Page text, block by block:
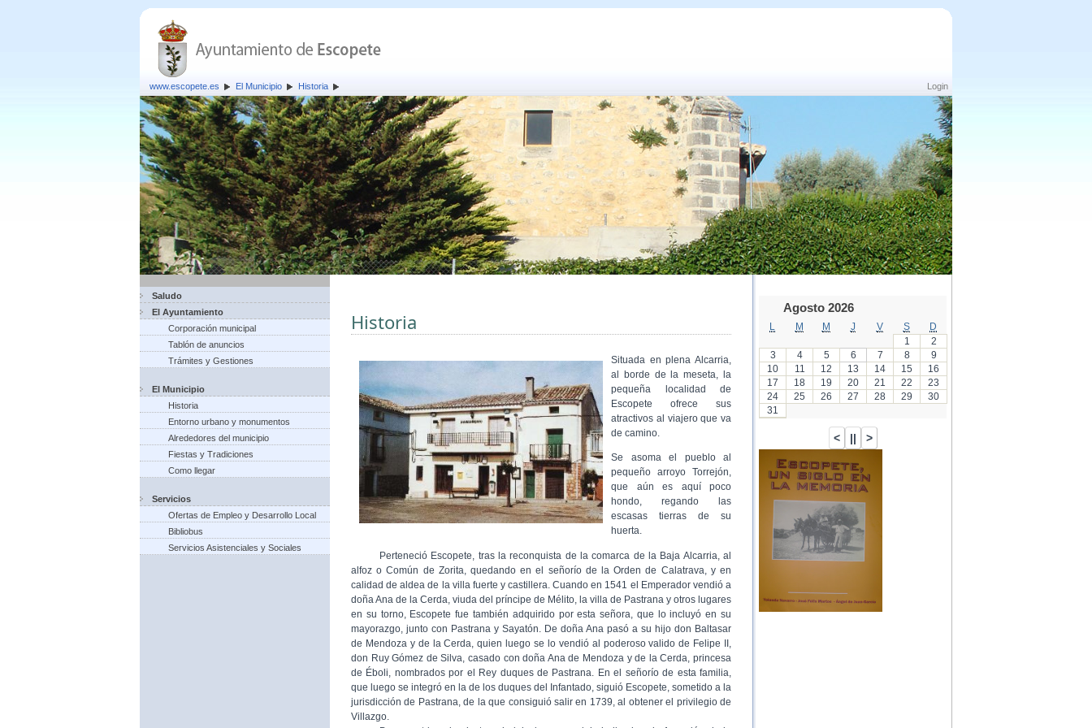
Login
www.escopete.es El Municipio Historia
Saludo
El Ayuntamiento
Corporación municipal
Tablón de anuncios
Trámites y Gestiones
El Municipio
Historia
Entorno urbano y monumentos
Alrededores del municipio
Fiestas y Tradiciones
Como llegar
Servicios
Ofertas de Empleo y Desarrollo Local
Bibliobus
Servicios Asistenciales y Sociales
Historia
Situada en plena Alcarria,
al borde de la meseta, la
pequeña localidad de
Escopete ofrece sus
atractivos al viajero que va
de camino.
Se asoma el pueblo al
pequeño arroyo Torrejón,
que aún es aquí poco
hondo, regando las
escasas tierras de su
huerta.
Perteneció Escopete, tras la reconquista de la comarca de la Baja Alcarria, al
alfoz o Común de Zorita, quedando en el señorío de la Orden de Calatrava, y en
calidad de aldea de la villa fuerte y castillera. Cuando en 1541 el Emperador vendió a
doña Ana de la Cerda, viuda del príncipe de Mélito, la villa de Pastrana y otros lugares
en su torno, Escopete fue también adquirido por esta señora, que lo incluyó en su
mayorazgo, junto con Pastrana y Sayatón. De doña Ana pasó a su hijo don Baltasar
de Mendoza y de la Cerda, quien luego se lo vendió al poderoso valido de Felipe II,
don Ruy Gómez de Silva, casado con doña Ana de Mendoza y de la Cerda, princesa
de Éboli, nombrados por el Rey duques de Pastrana. En el señorío de esta familia,
que luego se integró en la de los duques del Infantado, siguió Escopete, sometido a la
jurisdicción de Pastrana, de la que consiguió salir en 1739, al obtener el privilegio de
Villazgo.
Agosto 2026
M M J V S
D
1
2
3
4 5 6 7 8
9
10
11 12 13 14 15
16
17
18 19 20 21 22
23
24
25 26 27 28 29
30
31